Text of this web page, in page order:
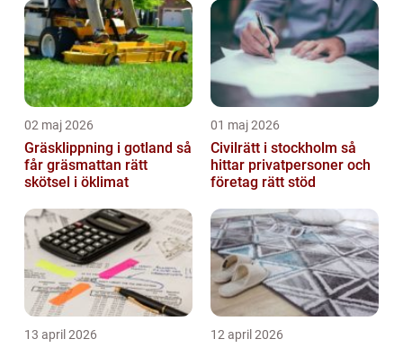
02 maj 2026
Gräsklippning i gotland så
får gräsmattan rätt
skötsel i öklimat
01 maj 2026
Civilrätt i stockholm så
hittar privatpersoner och
företag rätt stöd
13 april 2026 12 april 2026